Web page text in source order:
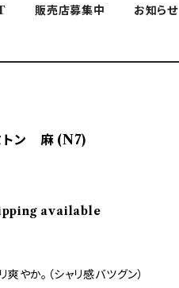
販売店募集中 お知らせ
トン 麻 (N7)
available
やか。（シャリ感バツグン）